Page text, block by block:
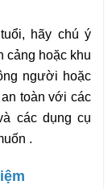
hãy chú ý
cảng hoặc khu
người hoặc
toàn với các
các dụng cụ
.